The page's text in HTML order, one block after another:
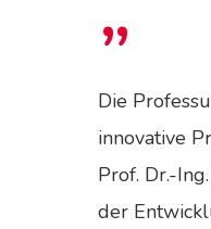
”
Die
innovative
Prof. Dr.-
der